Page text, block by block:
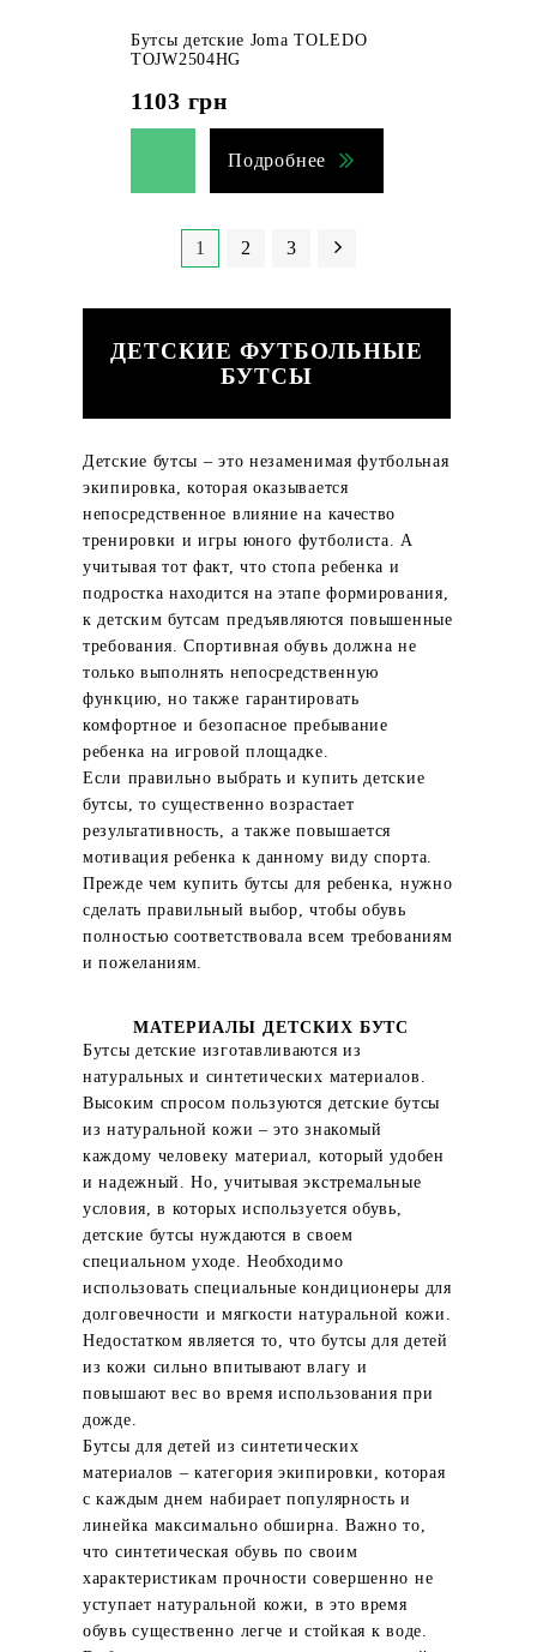
Бутсы детские Joma TOLEDO
TOJW2504HG
1103 грн
Подробнее
1 2 3
ДЕТСКИЕ ФУТБОЛЬНЫЕ
БУТСЫ
Детские бутсы – это незаменимая футбольная
экипировка, которая оказывается
непосредственное влияние на качество
тренировки и игры юного футболиста. А
учитывая тот факт, что стопа ребенка и
подростка находится на этапе формирования,
к детским бутсам предъявляются повышенные
требования. Спортивная обувь должна не
только выполнять непосредственную
функцию, но также гарантировать
комфортное и безопасное пребывание
ребенка на игровой площадке.
Если правильно выбрать и купить детские
бутсы, то существенно возрастает
результативность, а также повышается
мотивация ребенка к данному виду спорта.
Прежде чем купить бутсы для ребенка, нужно
сделать правильный выбор, чтобы обувь
полностью соответствовала всем требованиям
и пожеланиям.
МАТЕРИАЛЫ ДЕТСКИХ БУТС
Бутсы детские изготавливаются из
натуральных и синтетических материалов.
Высоким спросом пользуются детские бутсы
из натуральной кожи – это знакомый
каждому человеку материал, который удобен
и надежный. Но, учитывая экстремальные
условия, в которых используется обувь,
детские бутсы нуждаются в своем
специальном уходе. Необходимо
использовать специальные кондиционеры для
долговечности и мягкости натуральной кожи.
Недостатком является то, что бутсы для детей
из кожи сильно впитывают влагу и
повышают вес во время использования при
дожде.
Бутсы для детей из синтетических
материалов – категория экипировки, которая
с каждым днем набирает популярность и
линейка максимально обширна. Важно то,
что синтетическая обувь по своим
характеристикам прочности совершенно не
уступает натуральной кожи, в это время
обувь существенно легче и стойкая к воде.